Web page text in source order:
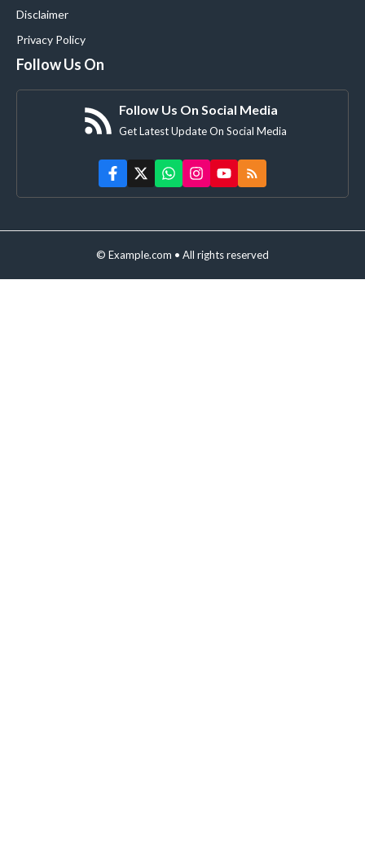
Disclaimer
Privacy Policy
Follow Us On
Follow Us On Social Media
Get Latest Update On Social Media
© Example.com • All rights reserved